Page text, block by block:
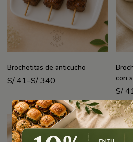
Brochetitas de anticucho
S/41–S/340
con
S/